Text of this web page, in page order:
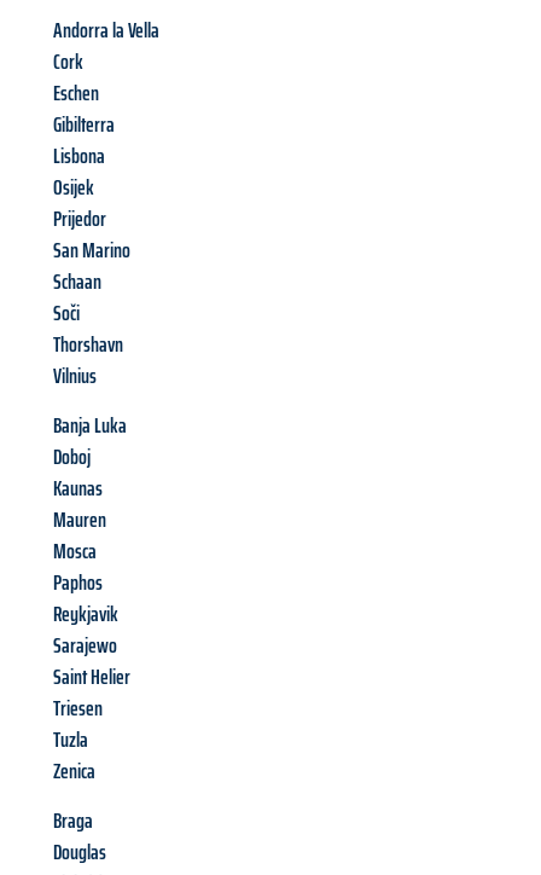
Andorra la Vella
Cork
Eschen
Gibilterra
Lisbona
Osijek
Prijedor
San Marino
Schaan
Soči
Thorshavn
Vilnius
Banja Luka
Doboj
Kaunas
Mauren
Mosca
Paphos
Reykjavik
Sarajewo
Saint Helier
Triesen
Tuzla
Zenica
Braga
Douglas